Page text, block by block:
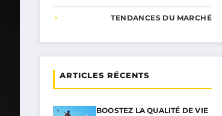
TENDANCES DU MARCHÉ
ARTICLES RÉCENTS
BOOSTEZ LA QUALITÉ DE VIE